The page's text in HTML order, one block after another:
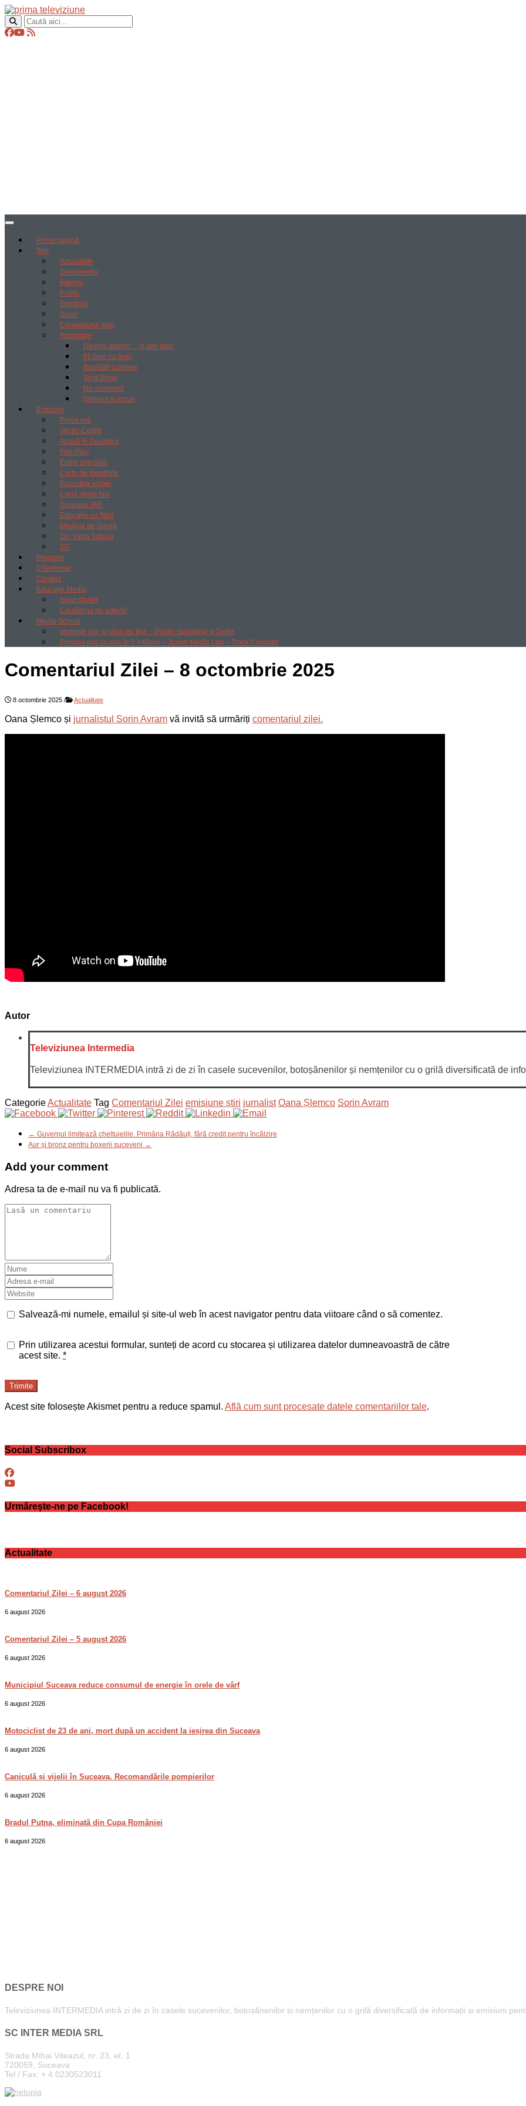
Prima pagină
Știri
Actualitate
Evenimente
Interviu
Politic
Electoral
Sport
Comentariul zilei
Reportaje
Despre afaceri… și alte taxe
Fii bine cu tine!
Bunătăți culinare
Vești Bune
No comment
Oameni si locuri
Emisiuni
Prima oră
Vocile Cetății
Acasă în Diaspora
Fair-Play
Ediție specială
Carte de Identitate
Povestea vorbei
Cerul dintre Noi
Suceava 360
Educație cu Ștaif
Medicul de Gardă
Din Vatra Satului
3G
Program
Chestionar
Contact
Educație Media
Nivel starter
Căutătorul de adevăr
Media School
Vorbești clar și sigur pe tine – Public Speaking și Dicție
Progres pas cu pas în 5 întâlniri – Junior Media Lab – Track Complet
Comentariul Zilei – 8 octombrie 2025
8 octombrie 2025 / Actualitate
Oana Șlemco și jurnalistul Sorin Avram vă invită să urmăriți comentariul zilei.
Autor
Televiziunea Intermedia
Televiziunea INTERMEDIA intră zi de zi în casele sucevenilor, botoșănenilor și nemțenilor cu o grilă diversificată de
CategorieActualitate Tag Comentariul Zilei emisiune știri jurnalist Oana Șlemco Sorin Avram
← Guvernul limitează cheltuielile. Primăria Rădăuți, fără credit pentru încălzire
Aur și bronz pentru boxerii suceveni →
Add your comment
Adresa ta de e-mail nu va fi publicată.
Salvează-mi numele, emailul și site-ul web în acest navigator pentru data viitoare când o să comentez.
Prin utilizarea acestui formular, sunteți de acord cu stocarea și utilizarea datelor dumneavoastră de către
acest site. *
Trimite
Acest site folosește Akismet pentru a reduce spamul. Află cum sunt procesate datele comentariilor tale.
Social Subscribox
Urmărește-ne pe Facebook!
Actualitate
Comentariul Zilei – 6 august 2026
6 august 2026
Comentariul Zilei – 5 august 2026
6 august 2026
Municipiul Suceava reduce consumul de energie în orele de vârf
6 august 2026
Motociclist de 23 de ani, mort după un accident la ieșirea din Suceava
6 august 2026
Caniculă și vijelii în Suceava. Recomandările pompierilor
6 august 2026
Bradul Putna, eliminată din Cupa României
6 august 2026
DESPRE NOI
Televiziunea INTERMEDIA intră zi de zi în casele sucevenilor, botoșănenilor și nemțenilor cu o grilă diversificată de informații și emisiuni
SC INTER MEDIA SRL
Strada Mihai Viteazul, nr. 23, et. 1
720059, Suceava
Tel / Fax: + 4 0230523011